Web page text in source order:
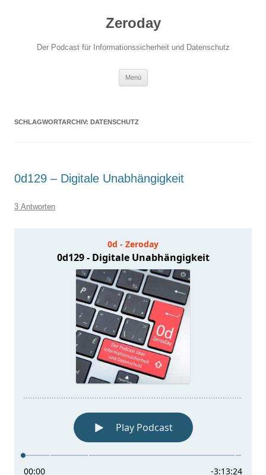
Zeroday
Der Podcast für Informationssicherheit und Datenschutz
Menü
SCHLAGWORTARCHIV: DATENSCHUTZ
0d129 – Digitale Unabhängigkeit
3 Antworten